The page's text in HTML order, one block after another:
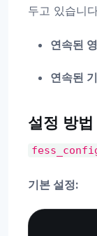
두고 있습니
연속된
연속된
설정 방법
기본 설정: